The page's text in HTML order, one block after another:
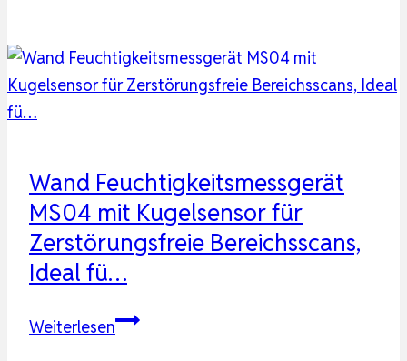
Für
Wand,
–
Messbereich
0-
100
Digits,
Feu…
Wand Feuchtigkeitsmessgerät
MS04 mit Kugelsensor für
Zerstörungsfreie Bereichsscans,
Ideal fü…
WeiterlesenWand